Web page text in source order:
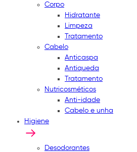
Corpo
Hidratante
Limpeza
Tratamento
Cabelo
Anticaspa
Antiqueda
Tratamento
Nutricosméticos
Anti-idade
Cabelo e unha
Higiene
Desodorantes